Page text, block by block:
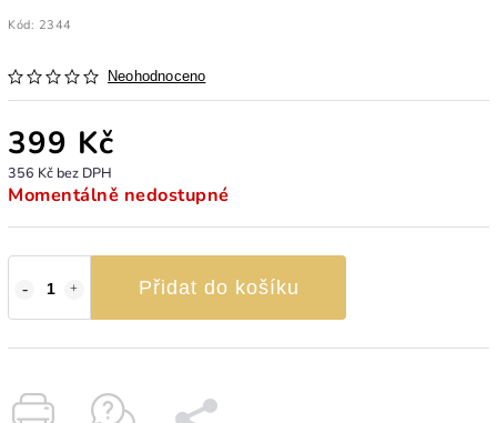
Kód: 2344
Neohodnoceno
399 Kč
356 Kč bez DPH
Momentálně nedostupné
Přidat do košíku